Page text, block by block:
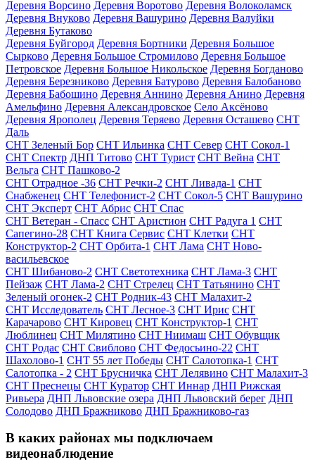
Деревня Ворсино Деревня Воротово Деревня Волоколамск
Деревня Внуково Деревня Вашурино Деревня Валуйки
Деревня Бутаково
Деревня Буйгород Деревня Бортники Деревня Большое
Сырково Деревня Большое Стромилово Деревня Большое
Петровское Деревня Большое Никольское Деревня Богданово
Деревня Березниково Деревня Батурово Деревня Балобаново
Деревня Бабошино Деревня Аннино Деревня Анино Деревня
Амельфино Деревня Александровское Село Аксёново
Деревня Ярополец Деревня Теряево Деревня Осташево СНТ
Даль
СНТ Зеленый Бор СНТ Ильинка СНТ Север СНТ Сокол-1
СНТ Спектр ДНП Титово СНТ Турист СНТ Вейна СНТ
Вельга СНТ Пашково-2
СНТ Отрадное -36 СНТ Речки-2 СНТ Ливада-1 СНТ
Снабженец СНТ Телефонист-2 СНТ Сокол-5 СНТ Вашурино
СНТ Эксперт СНТ Абрис СНТ Спас
СНТ Ветеран - Спасс СНТ Аристион СНТ Радуга 1 СНТ
Сапегино-28 СНТ Книга Сервис СНТ Клетки СНТ
Конструктор-2 СНТ Орбита-1 СНТ Лама СНТ Ново-
васильевское
СНТ Шибаново-2 СНТ Светотехника СНТ Лама-3 СНТ
Пейзаж СНТ Лама-2 СНТ Стрелец СНТ Татьянино СНТ
Зеленый огонек-2 СНТ Родник-43 СНТ Малахит-2
СНТ Исследователь СНТ Лесное-3 СНТ Ирис СНТ
Карачарово СНТ Кировец СНТ Конструктор-1 СНТ
Люблинец СНТ Милятино СНТ Ниимаш СНТ Обувщик
СНТ Родас СНТ Свиблово СНТ Федосьино-22 СНТ
Шахолово-1 СНТ 55 лет Победы СНТ Салотопка-1 СНТ
Салотопка - 2 СНТ Брусничка СНТ Лелявино СНТ Малахит-3
СНТ Преснецы СНТ Куратор СНТ Иннар ДНП Рижская
Ривьера ДНП Львовские озера ДНП Львовский берег ДНП
Солодово ДНП Бражниково ДНП Бражниково-газ
В каких районах мы подключаем
видеонаблюдение